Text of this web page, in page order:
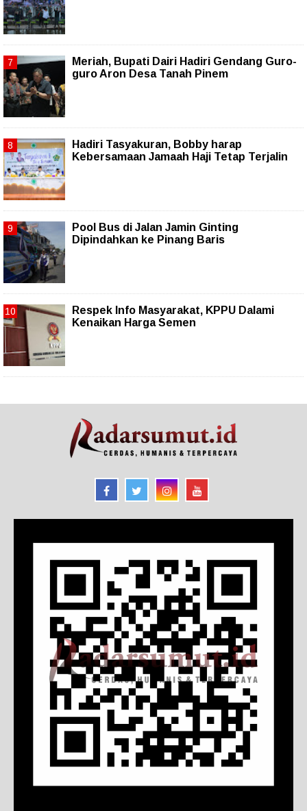
Meriah, Bupati Dairi Hadiri Gendang Guro-
guro Aron Desa Tanah Pinem
Hadiri Tasyakuran, Bobby harap
Kebersamaan Jamaah Haji Tetap Terjalin
Pool Bus di Jalan Jamin Ginting
Dipindahkan ke Pinang Baris
Respek Info Masyarakat, KPPU Dalami
Kenaikan Harga Semen